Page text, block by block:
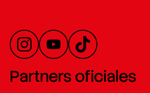
Partners oficiales